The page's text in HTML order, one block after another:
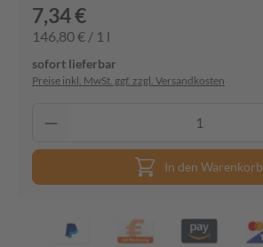
7,34 €
146,80 € / 1 l
sofort lieferbar
Preise inkl. MwSt. ggf. zzgl. Versandkosten
In den Warenkorb